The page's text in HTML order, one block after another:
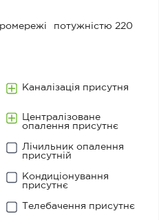
потужністю 220
Каналізація присутня
Централізоване
опалення присутнє
Лічильник опалення
присутній
Кондиціонування
присутнє
Телебачення присутнє